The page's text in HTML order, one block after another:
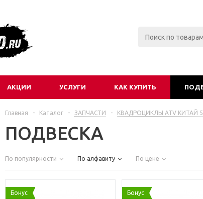
АКЦИИ УСЛУГИ КАК КУПИТЬ
Главная - Каталог - ЗАПЧАСТИ - КВАДРОЦИКЛЫ ATV КИТАЙ
ПОДВЕСКА
По популярности По алфавиту По цене
Бонус Бонус